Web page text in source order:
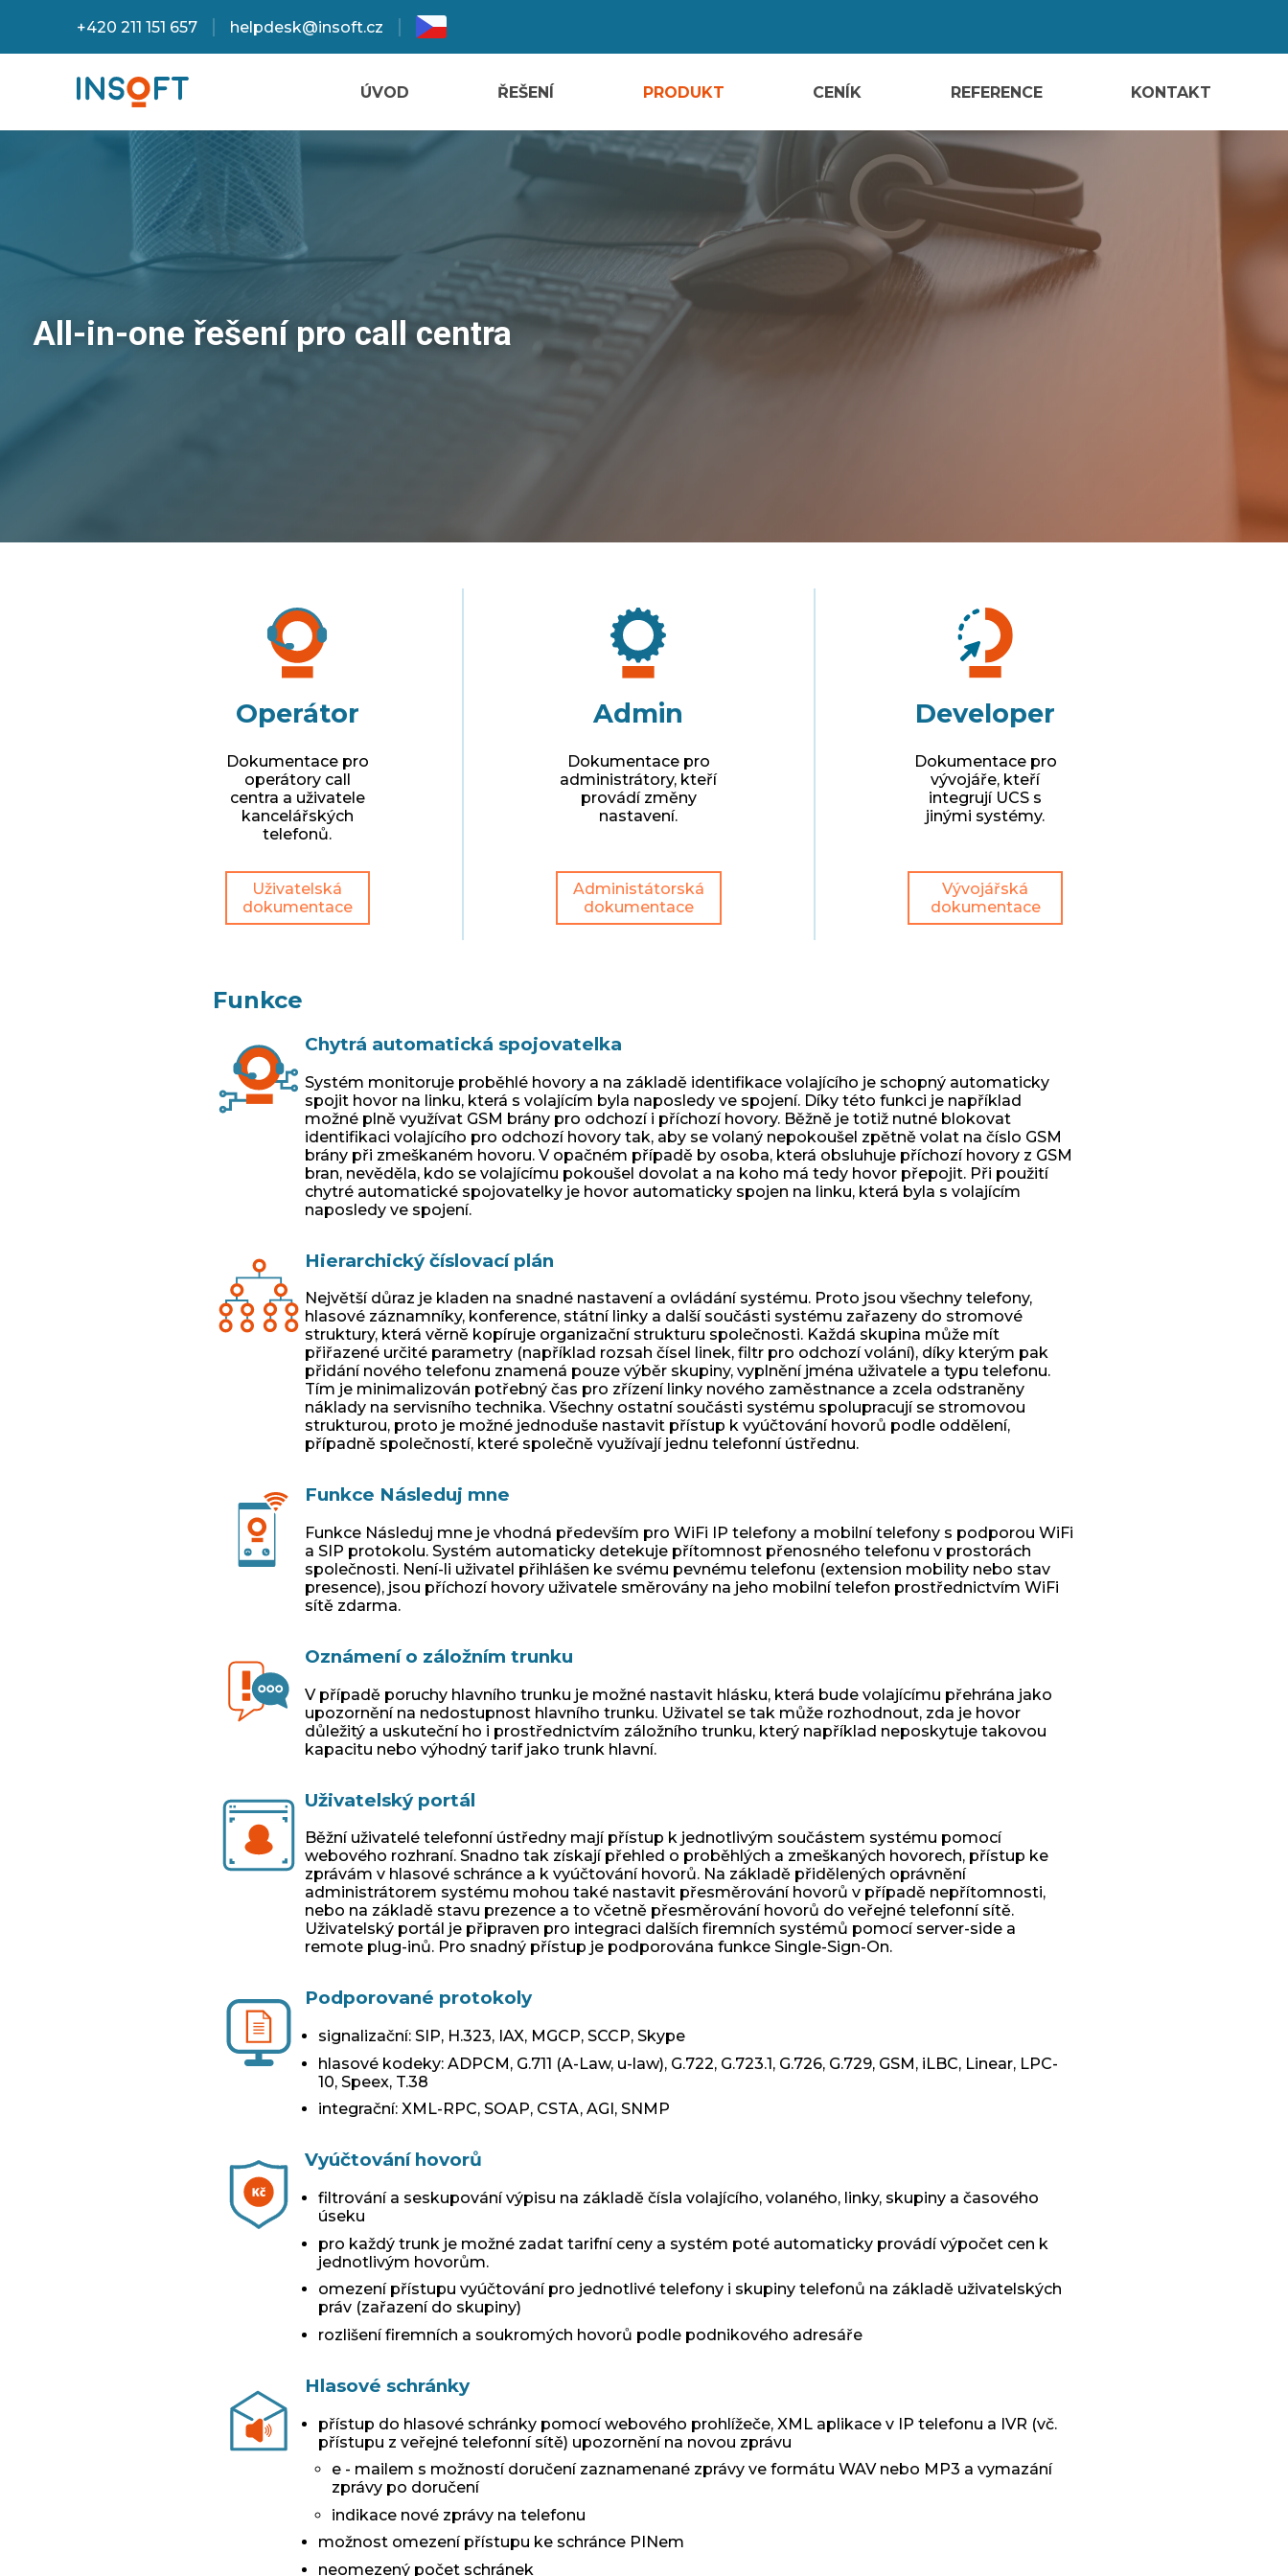
+420 211 151 657 helpdesk@insoft.cz
ÚVOD ŘEŠENÍ PRODUKT CENÍK REFERENCE KONTAKT
All-in-one řešení pro call centra
Operátor
Dokumentace pro
operátory call
centra a uživatele
kancelářských
telefonů.
Uživatelská
dokumentace
Admin
Dokumentace pro
administrátory, kteří
provádí změny
nastavení.
Administátorská
dokumentace
Developer
Dokumentace pro
vývojáře, kteří
integrují UCS s
jinými systémy.
Vývojářská
dokumentace
Funkce
Chytrá automatická spojovatelka
Systém monitoruje proběhlé hovory a na základě identifikace volajícího je schopný automaticky
spojit hovor na linku, která s volajícím byla naposledy ve spojení. Díky této funkci je například
možné plně využívat GSM brány pro odchozí i příchozí hovory. Běžně je totiž nutné blokovat
identifikaci volajícího pro odchozí hovory tak, aby se volaný nepokoušel zpětně volat na číslo GSM
brány při zmeškaném hovoru. V opačném případě by osoba, která obsluhuje příchozí hovory z GSM
bran, nevěděla, kdo se volajícímu pokoušel dovolat a na koho má tedy hovor přepojit. Při použití
chytré automatické spojovatelky je hovor automaticky spojen na linku, která byla s volajícím
naposledy ve spojení.
Hierarchický číslovací plán
Největší důraz je kladen na snadné nastavení a ovládání systému. Proto jsou všechny telefony,
hlasové záznamníky, konference, státní linky a další součásti systému zařazeny do stromové
struktury, která věrně kopíruje organizační strukturu společnosti. Každá skupina může mít
přiřazené určité parametry (například rozsah čísel linek, filtr pro odchozí volání), díky kterým pak
přidání nového telefonu znamená pouze výběr skupiny, vyplnění jména uživatele a typu telefonu.
Tím je minimalizován potřebný čas pro zřízení linky nového zaměstnance a zcela odstraněny
náklady na servisního technika. Všechny ostatní součásti systému spolupracují se stromovou
strukturou, proto je možné jednoduše nastavit přístup k vyúčtování hovorů podle oddělení,
případně společností, které společně využívají jednu telefonní ústřednu.
Funkce Následuj mne
Funkce Následuj mne je vhodná především pro WiFi IP telefony a mobilní telefony s podporou WiFi
a SIP protokolu. Systém automaticky detekuje přítomnost přenosného telefonu v prostorách
společnosti. Není-li uživatel přihlášen ke svému pevnému telefonu (extension mobility nebo stav
presence), jsou příchozí hovory uživatele směrovány na jeho mobilní telefon prostřednictvím WiFi
sítě zdarma.
Oznámení o záložním trunku
V případě poruchy hlavního trunku je možné nastavit hlásku, která bude volajícímu přehrána jako
upozornění na nedostupnost hlavního trunku. Uživatel se tak může rozhodnout, zda je hovor
důležitý a uskuteční ho i prostřednictvím záložního trunku, který například neposkytuje takovou
kapacitu nebo výhodný tarif jako trunk hlavní.
Uživatelský portál
Běžní uživatelé telefonní ústředny mají přístup k jednotlivým součástem systému pomocí
webového rozhraní. Snadno tak získají přehled o proběhlých a zmeškaných hovorech, přístup ke
zprávám v hlasové schránce a k vyúčtování hovorů. Na základě přidělených oprávnění
administrátorem systému mohou také nastavit přesměrování hovorů v případě nepřítomnosti,
nebo na základě stavu prezence a to včetně přesměrování hovorů do veřejné telefonní sítě.
Uživatelský portál je připraven pro integraci dalších firemních systémů pomocí server-side a
remote plug-inů. Pro snadný přístup je podporována funkce Single-Sign-On.
Podporované protokoly
signalizační: SIP, H.323, IAX, MGCP, SCCP, Skype
hlasové kodeky: ADPCM, G.711 (A-Law, u-law), G.722, G.723.1, G.726, G.729, GSM, iLBC, Linear, LPC-
10, Speex, T.38
integrační: XML-RPC, SOAP, CSTA, AGI, SNMP
Vyúčtování hovorů
filtrování a seskupování výpisu na základě čísla volajícího, volaného, linky, skupiny a časového
úseku
pro každý trunk je možné zadat tarifní ceny a systém poté automaticky provádí výpočet cen k
jednotlivým hovorům.
omezení přístupu vyúčtování pro jednotlivé telefony i skupiny telefonů na základě uživatelských
práv (zařazení do skupiny)
rozlišení firemních a soukromých hovorů podle podnikového adresáře
Hlasové schránky
přístup do hlasové schránky pomocí webového prohlížeče, XML aplikace v IP telefonu a IVR (vč.
přístupu z veřejné telefonní sítě) upozornění na novou zprávu
e - mailem s možností doručení zaznamenané zprávy ve formátu WAV nebo MP3 a vymazání
zprávy po doručení
indikace nové zprávy na telefonu
možnost omezení přístupu ke schránce PINem
neomezený počet schránek